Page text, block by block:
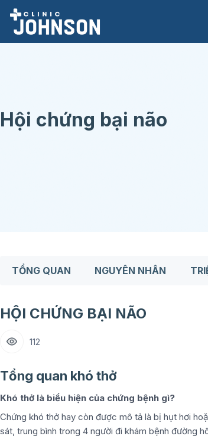
Chuyển
đến
Hội chứng bại não
TỔNG QUAN NGUYÊN NHÂN
HỘI CHỨNG BẠI NÃO
112
Tổng quan khó thở
Khó thở là biểu hiện của chứng bệnh gì?
Chứng khó thở hay còn được mô tả là bị hụt hơi
sát, trung bình trong 4 người đi khám bệnh đường